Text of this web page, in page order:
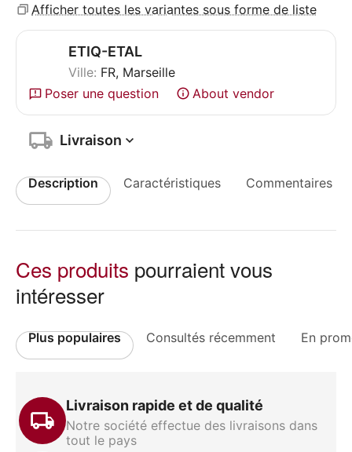
Afficher toutes les variantes sous forme de liste
ETIQ-ETAL
Ville: FR, Marseille
Poser une question
About vendor
Livraison
Description Caractéristiques Commentaires
Ces produits pourraient vous
intéresser
Plus populaires Consultés récemment En
Livraison rapide et de qualité
Notre société effectue des livraisons dans
tout le pays